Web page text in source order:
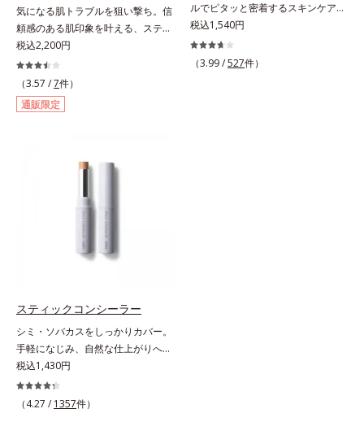
肌へ導きます。さらに落ちにくくす
るとキシキシし、塗りごこちを優先
すると膜がくずれやすくなる日焼け
止めのジレンマを解消すべく試作を
重ね、落ちにくくのびのよいみずみ
ずしいテクスチャーを追求しまし
た。まるで美容液級のなめらかさで
ながら、白浮きしにくい処方に。シ
を味方にしてあなたの肌を守る最高
峰顔用日焼け止めです。*1 メラニ
ンの生成を抑え、シミ・ソバカスを
防ぐ*2 化粧膜のくずれにくさ、肌
をうるおして保護すること*3 オル
なり始めることおよび表面に新たな
膜ができ始めることで膜が強くくず
れにくくなり、密閉することで保湿
成分を浸透促進すること（角層ま
で）*5 保湿成分*6 角層まで＜使用
量目安＞大きめのパール1粒程度
気になる肌トラブルを狙い撃ち。信
頼感のある肌印象を叶える、スティ
ックコンシーラー。自然な仕上がり
とカバー力を両立させた、スティッ
ク状のコンシーラーです。「6mm
口径スポットシューター設計」で、
まるでバスケのシュートを決めるよ
線を描くように気になる部分を塗り
けで肌トラブルを自然にぼかしてカ
バー。指にとって重ねづけすると、
さらにハイカバーな仕上がりに。テ
クニック不要で初心者でも安心の使
叶えます(*)。* メイク効果による
【ご使用方法】2～3ｍｍくり出し、
カバーしたい部分に直接つけてくだ
さい。さらにカバー効果を出したい
ときは、重ねづけしてください。
税込2,200円
（3.57 /7件）
通販限定
ルでピタッと密着するスキンケア発
想のメイク下地。化粧ノリ＆もち
UP！ファンデーションの仕上がり
を格上げする、スキンケア発想の化
税込1,540円
（3.99 /527件）
スティックコンシーラー
シミ・ソバカスをしっかりカバー。
手軽になじみ、自然な仕上がりへ。
スルスルとのびて、肌に溶け込むよ
うになじみ、ピタッと密着。しっか
りとカバーしつつ、透明感を高める
税込1,430円
（4.27 / 1357件）